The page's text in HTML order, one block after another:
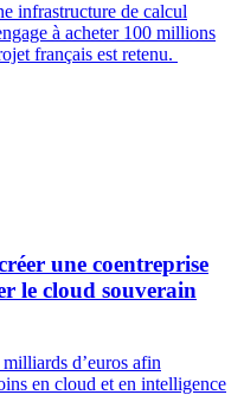
infrastructure de calcul
à acheter 100 millions
français est retenu.
une coentreprise
le cloud souverain
d’euros afin
en cloud et en intelligence